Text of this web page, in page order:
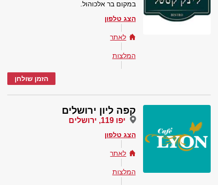
במקום בר אלכוהול.
הצג טלפון
לאתר
המלצות
הזמן שולחן
קפה ליון ירושלים
יפו 119, ירושלים
הצג טלפון
לאתר
המלצות